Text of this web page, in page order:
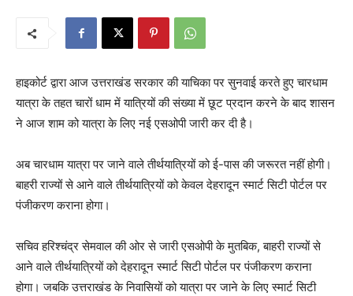
हाइकोर्ट द्वारा आज उत्तराखंड सरकार की याचिका पर सुनवाई करते हुए चारधाम
यात्रा के तहत चारों धाम में यात्रियों की संख्या में छूट प्रदान करने के बाद शासन
ने आज शाम को यात्रा के लिए नई एसओपी जारी कर दी है।
अब चारधाम यात्रा पर जाने वाले तीर्थयात्रियों को ई-पास की जरूरत नहीं होगी।
बाहरी राज्यों से आने वाले तीर्थयात्रियों को केवल देहरादून स्मार्ट सिटी पोर्टल पर
पंजीकरण कराना होगा।
सचिव हरिश्चंद्र सेमवाल की ओर से जारी एसओपी के मुतबिक, बाहरी राज्यों से
आने वाले तीर्थयात्रियों को देहरादून स्मार्ट सिटी पोर्टल पर पंजीकरण कराना
होगा। जबकि उत्तराखंड के निवासियों को यात्रा पर जाने के लिए स्मार्ट सिटी